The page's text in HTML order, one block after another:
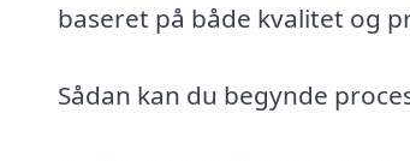
baseret på både kvalitet og
Sådan kan du begynde